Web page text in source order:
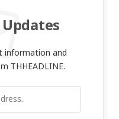
information and
THHEADLINE.